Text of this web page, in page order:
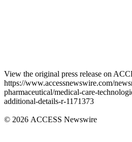
View the original press release on
https://www.accessnewswire.com/
pharmaceutical/medical-care-
additional-details-r-1171373
© 2026 ACCESS Newswire